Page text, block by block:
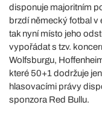
disponuje majoritním
brzdí německý fotbal
tak nyní místo jeho
vypořádat s tzv.
Wolfsburgu,
které 50+1 dodržuje
hlasovacími právy
sponzora Red Bullu.